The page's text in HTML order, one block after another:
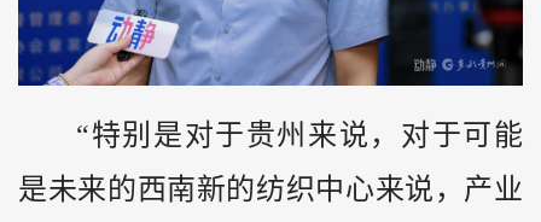
“特别是对于贵州来说，对于可能
是未来的西南新的纺织中心来说，产业